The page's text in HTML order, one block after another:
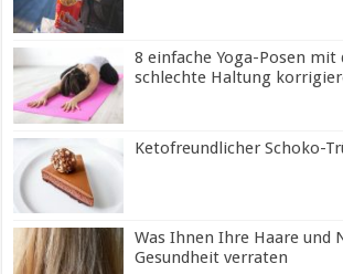
8 einfache Yoga-Posen mit
schlechte Haltung
Ketofreundlicher Schoko-
Was Ihnen Ihre Haare und
Gesundheit verraten